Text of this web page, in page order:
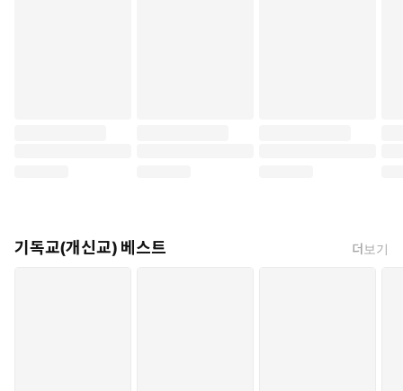
기독교(개신교) 베스트 더보기